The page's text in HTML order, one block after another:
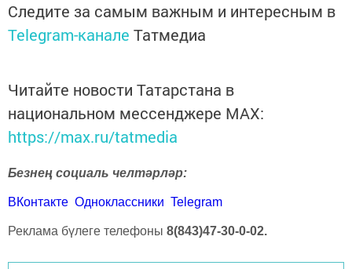
Следите за самым важным и интересным в
Telegram-канале Татмедиа
Читайте новости Татарстана в
национальном мессенджере MАХ:
https://max.ru/tatmedia
Безнең социаль челтәрләр:
ВКонтакте Одноклассники Telegram
Реклама бүлеге телефоны 8(843)47-30-0-02.